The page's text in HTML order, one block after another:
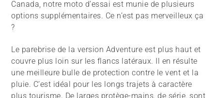
Canada, notre moto d’essai est munie de plusieurs
options supplémentaires. Ce n’est pas merveilleux ça
?
Le parebrise de la version Adventure est plus haut et
couvre plus loin sur les flancs latéraux. Il en résulte
une meilleure bulle de protection contre le vent et la
pluie. C’est idéal pour les longs trajets à caractère
plus tourisme. De larges protège-mains, de série, sont